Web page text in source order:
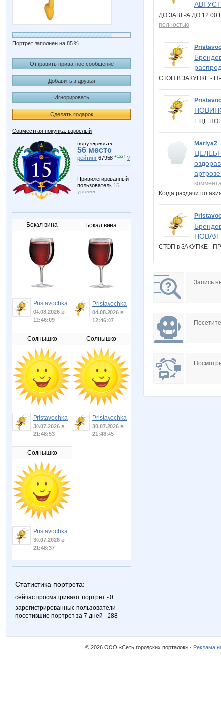
Портрет заполнен на 85 %
Отправить приватное сообщение
Добавить в друзья
Игнорировать
Сделать подарок
Совместная покупка: взрослый
популярность:
56 место
рейтинг 67958 +155 ↑ ?
Привилегированный
пользователь 15
уровня
Бокал вина
Pristavochka
04.08.2026 в
12:46:09
Бокал вина
Pristavochka
04.08.2026 в
12:46:07
Солнышко
Pristavochka
30.07.2026 в
21:48:53
Солнышко
Pristavochka
30.07.2026 в
21:48:45
Солнышко
Pristavochka
30.07.2026 в
21:48:37
Статистика портрета:
сейчас просматривают портрет - 0
зарегистрированные пользователи
посетившие портрет за 7 дней - 288
ДО ЗАВТРА ДО
полностью
СТОП В ЗАКУПКЕ -
ЕЩЁ
MariyaZ
Когда раздачи по
НОВАЯ
СТОП в ЗАКУПКЕ -
Запись
© 2026 ООО «Сеть городских порталов» · Реклама